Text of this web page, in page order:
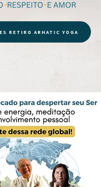
RETIRO ARHATIC YOGA